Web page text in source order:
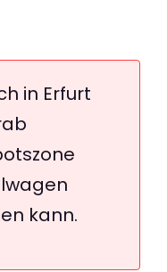
in Erfurt
kann.